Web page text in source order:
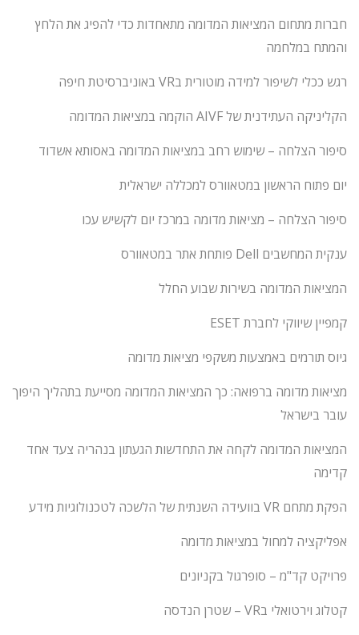
חברות מתחום המציאות המדומה מתאחדות כדי להפיג את הלחץ
והמתח במלחמה
רגש ככלי לשיפור למידה מוטורית בVR באוניברסיטת חיפה
הקליניקה העתידנית של AIVF הוקמה במציאות המדומה
סיפור הצלחה – שימוש רחב במציאות המדומה באסותא אשדוד
יום פתוח הראשון במטאוורס למכללה ישראלית
סיפור הצלחה – מציאות מדומה במרכז יום לקשיש עכו
ענקית המחשבים Dell פותחת אתר במטאוורס
המציאות המדומה בשירות שבוע החלל
קמפיין שיווקי לחברת ESET
גיוס תורמים באמצעות משקפי מציאות מדומה
מציאות מדומה ברפואה: כך המציאות המדומה מסייעת בתהליך היפוך
עובר בישראל
המציאות המדומה לקחה את התחדשות הגעתון בנהריה צעד אחד
קדימה
הפקת מתחם VR בוועידה השנתית של הלשכה לטכנולוגיות מידע
אפליקציה למחול במציאות מדומה
פרויקט קד"מ – סופרגול בקניונים
קטלוג וירטואלי בVR – שטרן הנדסה